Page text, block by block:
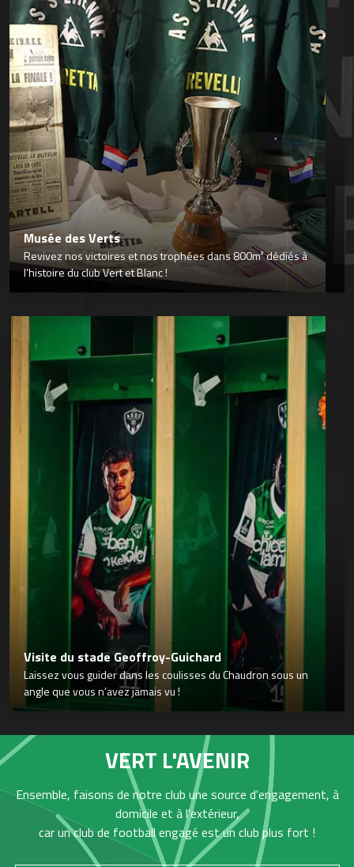
Musée des Verts
Revivez nos victoires et nos trophées dans 800m² dédiés à
l’histoire du club Vert et Blanc !
Visite du stade Geoffroy-Guichard
Laissez vous guider dans les coulisses du Chaudron sous un
angle que vous n’avez jamais vu !
VERT L'AVENIR
Ensemble, faisons de notre club une source d'engagement, à
domicile et à l'extérieur,
car un club de football engagé est un club plus fort !